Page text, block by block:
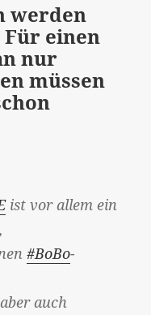
werden
einen
nur
müssen
ist vor allem ein
#BoBo-
auch